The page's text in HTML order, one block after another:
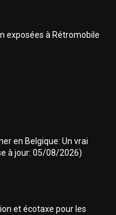
exposées à Rétromobile
en Belgique: Un vrai
à jour: 05/08/2026)
et écotaxe pour les